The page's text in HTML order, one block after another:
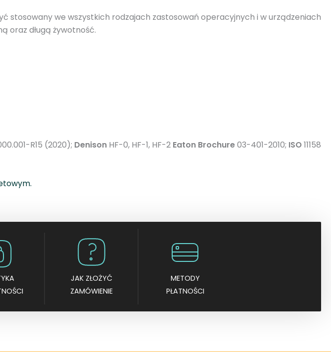
a
u
0
stosowany we wszystkich rodzajach zastosowań operacyjnych i w urządzeniach
oraz długą żywotność.
R15 (2020); Denison HF-0, HF-1, HF-2 Eaton Brochure03-401-2010; ISO11158
JAK ZŁOŻYĆ
ZAMÓWIENIE
METODY
PŁATNOŚCI